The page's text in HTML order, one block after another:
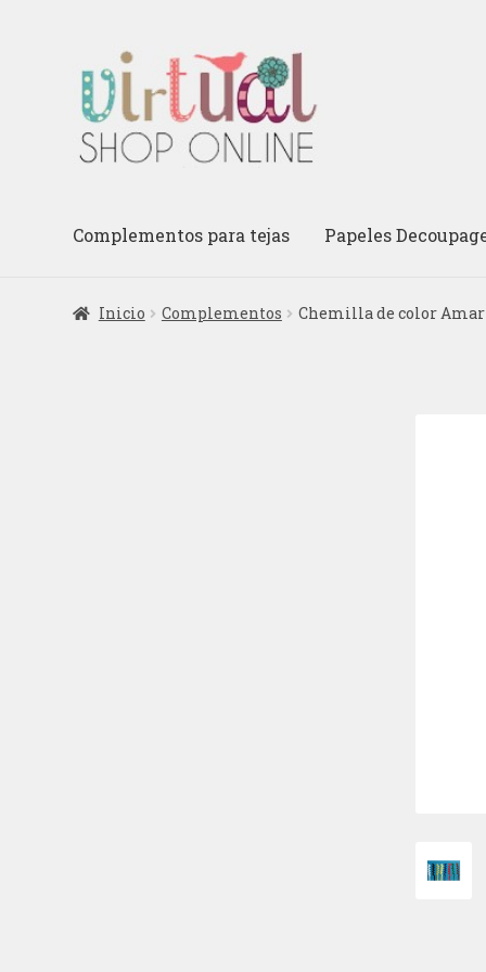
la
navegación
al
contenido
Complementos para tejas Papeles
Inicio Complementos Chemilla de color